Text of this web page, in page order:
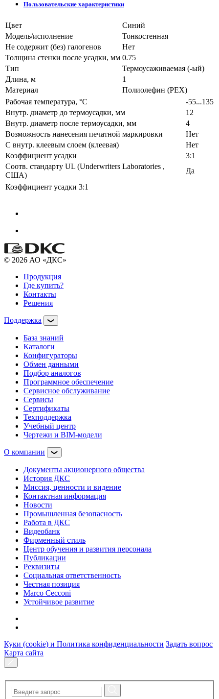
Пользовательские характеристики
Цвет
Синий
Модель/исполнение
Тонкостенная
Не содержит (без) галогенов
Нет
Толщина стенки после усадки, мм 0.75
Тип
Термоусаживаемая (-ый)
Длина, м
1
Материал
Полиолефин (PEX)
Рабочая температура, °C
-55...135
Внутр. диаметр до термоусадки, мм
12
Внутр. диаметр после термоусадки, мм
4
Возможность нанесения печатной маркировки
Нет
С внутр. клеевым слоем (клеевая)
Нет
Коэффициент усадки
3:1
Соотв. стандарту UL (Underwriters Laboratories ,
США)
Да
Коэффициент усадки 3:1
© 2026 АО «ДКС»
Продукция
Где купить?
Контакты
Решения
Поддержка
База знаний
Каталоги
Конфигураторы
Обмен данными
Подбор аналогов
Программное обеспечение
Сервисное обслуживание
Сервисы
Сертификаты
Техподдержка
Учебный центр
Чертежи и BIM-модели
О компании
Документы акционерного общества
История ДКС
Миссия, ценности и видение
Контактная информация
Новости
Промышленная безопасность
Работа в ДКС
Видеобанк
Фирменный стиль
Центр обучения и развития персонала
Публикации
Реквизиты
Социальная ответственность
Честная позиция
Marco Cecconi
Устойчивое развитие
Куки (cookie) и Политика конфиденциальности Задать вопрос
Карта сайта